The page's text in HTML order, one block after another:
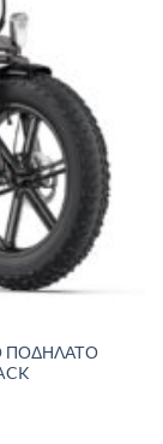
ΠΟΔΗΛΑΤΟ